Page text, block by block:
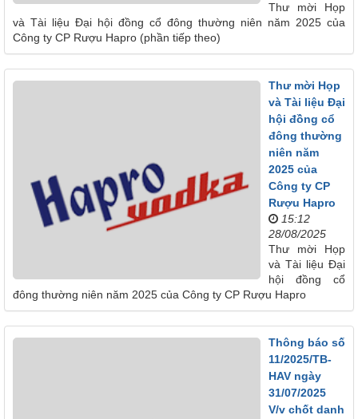
Thư mời Họp
và Tài liệu Đại hội đồng cổ đông thường niên năm 2025 của
Công ty CP Rượu Hapro (phần tiếp theo)
Thư mời Họp
và Tài liệu Đại
hội đồng cổ
đông thường
niên năm
2025 của
Công ty CP
Rượu Hapro
15:12
28/08/2025
Thư mời Họp
và Tài liệu Đại
hội đồng cổ
đông thường niên năm 2025 của Công ty CP Rượu Hapro
Thông báo số
11/2025/TB-
HAV ngày
31/07/2025
V/v chốt danh